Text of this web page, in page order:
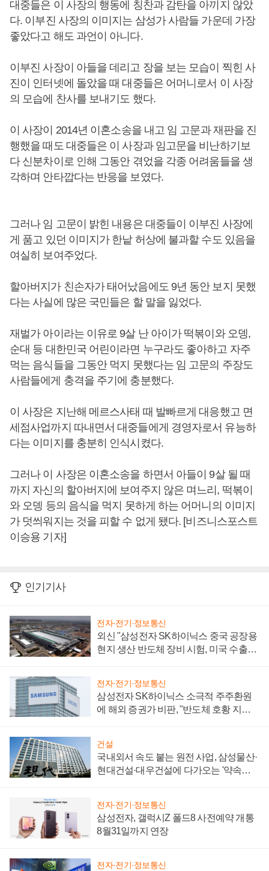
대중들은 이 사장의 행동에 칭찬과 감탄을 아끼지 않았
다. 이부진 사장의 이미지는 삼성가 사람들 가운데 가장
좋았다고 해도 과언이 아니다.
이부진 사장이 아들을 데리고 장을 보는 모습이 찍힌 사
진이 인터넷에 돌았을 때 대중들은 어머니로서 이 사장
의 모습에 찬사를 보내기도 했다.
이 사장이 2014년 이혼소송을 내고 임 고문과 재판을 진
행했을 때도 대중들은 이 사장과 임고문을 비난하기보
다 신분차이로 인해 그동안 겪었을 각종 어려움들을 생
각하며 안타깝다는 반응을 보였다.
그러나 임 고문이 밝힌 내용은 대중들이 이부진 사장에
게 품고 있던 이미지가 한낱 허상에 불과할 수도 있음을
여실히 보여주었다.
할아버지가 친손자가 태어났음에도 9년 동안 보지 못했
다는 사실에 많은 국민들은 할 말을 잃었다.
재벌가 아이라는 이유로 9살 난 아이가 떡볶이와 오뎅,
순대 등 대한민국 어린이라면 누구라도 좋아하고 자주
먹는 음식들을 그동안 먹지 못했다는 임 고문의 주장도
사람들에게 충격을 주기에 충분했다.
이 사장은 지난해 메르스사태 때 발빠르게 대응했고 면
세점사업까지 따내면서 대중들에게 경영자로서 유능하
다는 이미지를 충분히 인식시켰다.
그러나 이 사장은 이혼소송을 하면서 아들이 9살 될 때
까지 자신의 할아버지에 보여주지 않은 며느리, 떡볶이
와 오뎅 등의 음식을 먹지 못하게 하는 어머니의 이미지
가 덧씌워지는 것을 피할 수 없게 됐다. [비즈니스포스트
이승용 기자]
인기기사
전자·전기·정보통신
외신 "삼성전자 SK하이닉스 중국 공장용
현지 생산 반도체 장비 시험, 미국 수출통
전자·전기·정보통신
삼성전자 SK하이닉스 소극적 주주환원
에 해외 증권가 비판, "반도체 호황 지속
건설
국내외서 속도 붙는 원전 사업, 삼성물산·
현대건설·대우건설에 다가오는 '약속의
전자·전기·정보통신
삼성전자, 갤럭시Z 폴드8 사전예약 개통
8월31일까지 연장
전자·전기·정보통신